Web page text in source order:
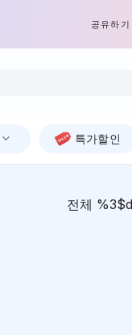
공유하기
특가할인
전체